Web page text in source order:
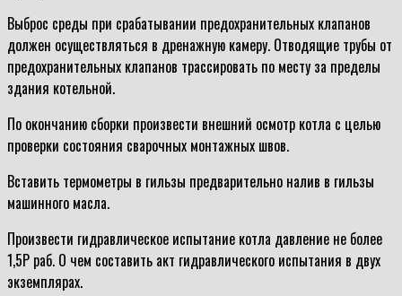
Выброс среды при срабатывании предохранительных клапанов
должен осуществляться в дренажную камеру. Отводящие трубы от
предохранительных клапанов трассировать по месту за пределы
здания котельной.
По окончанию сборки произвести внешний осмотр котла с целью
проверки состояния сварочных монтажных швов.
Вставить термометры в гильзы предварительно налив в гильзы
машинного масла.
Произвести гидравлическое испытание котла давление не более
1,5Р раб. О чем составить акт гидравлического испытания в двух
экземплярах.